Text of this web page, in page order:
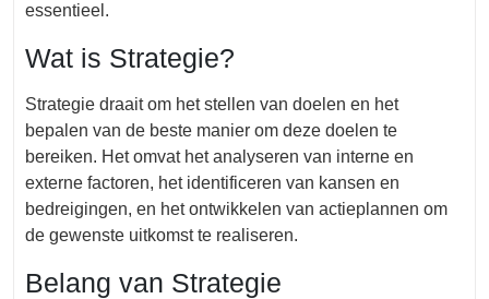
essentieel.
Wat is Strategie?
Strategie draait om het stellen van doelen en het
bepalen van de beste manier om deze doelen te
bereiken. Het omvat het analyseren van interne en
externe factoren, het identificeren van kansen en
bedreigingen, en het ontwikkelen van actieplannen om
de gewenste uitkomst te realiseren.
Belang van Strategie